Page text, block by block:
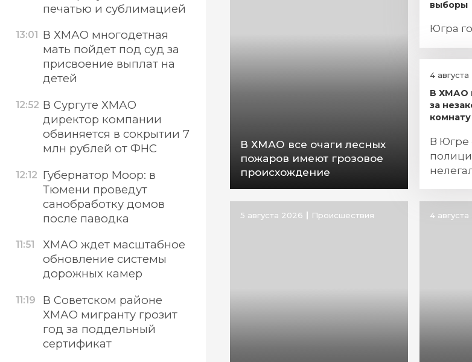
печатью и сублимацией
13:01
В ХМАО многодетная
мать пойдет под суд за
присвоение выплат на
детей
12:52 В Сургуте ХМАО
директор компании
обвиняется в сокрытии 7
млн рублей от ФНС
12:12 Губернатор Моор: в
Тюмени проведут
санобработку домов
после паводка
11:51
ХМАО ждет масштабное
обновление системы
дорожных камер
11:19
В Советском районе
ХМАО мигранту грозит
год за поддельный
сертификат
В ХМАО все очаги лесных
пожаров имеют грозовое
происхождение
выборы
Югра
4
В ХМАО
за
комнату
В Югре
5 августа 2026 Происшествия 4